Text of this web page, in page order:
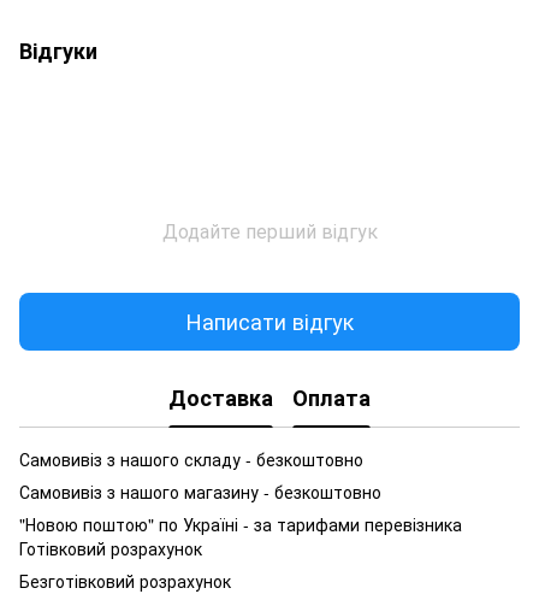
Відгуки
Додайте перший відгук
Написати відгук
Доставка Оплата
Самовивіз з нашого складу - безкоштовно
Самовивіз з нашого магазину - безкоштовно
"Новою поштою" по Україні - за тарифами перевізника
Готівковий розрахунок
Безготівковий розрахунок